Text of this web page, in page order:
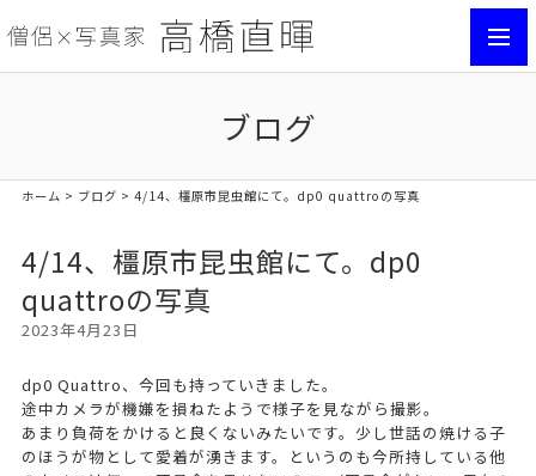
ブログ
ホーム > ブログ > 4/14、橿原市昆虫館にて。dp0 quattroの写真
4/14、橿原市昆虫館にて。dp0
quattroの写真
2023年4月23日
dp0 Quattro、今回も持っていきました。
途中カメラが機嫌を損ねたようで様子を見ながら撮影。
あまり負荷をかけると良くないみたいです。少し世話の焼ける子
のほうが物として愛着が湧きます。というのも今所持している他